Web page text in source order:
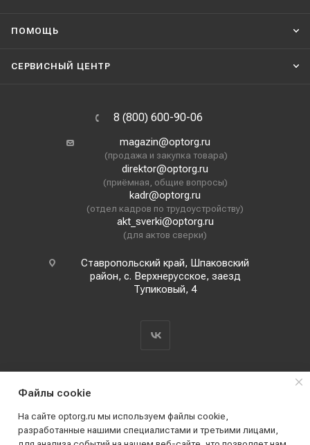
ПОМОЩЬ
СЕРВИСНЫЙ ЦЕНТР
8 (800) 600-90-06
magazin@optorg.ru
(продажа и закупка товара)
direktor@optorg.ru
(приёмная, общие вопросы)
kadr@optorg.ru
(отдел кадров по трудоустройству)
akt_sverki@optorg.ru
(для актов сверки)
Ставропольский край, Шпаковский
район, с. Верхнерусское, заезд
Тупиковый, 4
Файлы cookie
На сайте optorg.ru мы используем файлы cookie,
разработанные нашими специалистами и третьими лицами,